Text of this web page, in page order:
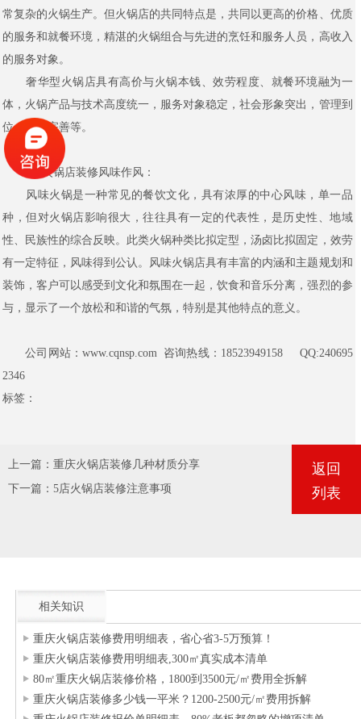
常复杂的火锅生产。但火锅店的共同特点是，共同以更高的价格、优质
的服务和就餐环境，精湛的火锅组合与先进的烹饪和服务人员，高收入
的服务对象。
奢华型火锅店具有高价与火锅本钱、效劳程度、就餐环境融为一
体，火锅产品与技术高度统一，服务对象稳定，社会形象突出，管理到
位，制度完善等。
4、火锅店装修风味作风：
风味火锅是一种常见的餐饮文化，具有浓厚的中心风味，单一品
种，但对火锅店影响很大，往往具有一定的代表性，是历史性、地域
性、民族性的综合反映。此类火锅种类比拟定型，汤卤比拟固定，效劳
有一定特征，风味得到公认。风味火锅店具有丰富的内涵和主题规划和
装饰，客户可以感受到文化和氛围在一起，饮食和音乐分离，强烈的参
与，显示了一个放松和和谐的气氛，特别是其他特点的意义。
公司网站：www.cqnsp.com 咨询热线：18523949158 QQ:240695
2346
标签：
上一篇： 重庆火锅店装修几种材质分享
下一篇： 5店火锅店装修注意事项
返回
列表
相关知识
重庆火锅店装修费用明细表，省心省3-5万预算！
重庆火锅店装修费用明细表,300㎡真实成本清单
80㎡重庆火锅店装修价格，1800到3500元/㎡费用全拆解
重庆火锅店装修多少钱一平米？1200-2500元/㎡费用拆解